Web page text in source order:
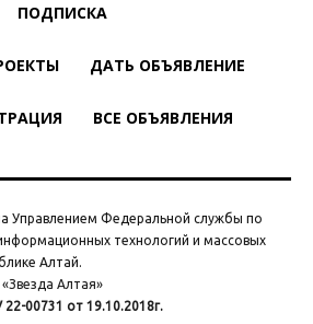
ПОДПИСКА
ДАТЬ ОБЪЯВЛЕНИЕ
ВСЕ ОБЪЯВЛЕНИЯ
Управлением Федеральной службы по
технологий и массовых
Алтай.
Алтая»
00731 от 19.10.2018г.